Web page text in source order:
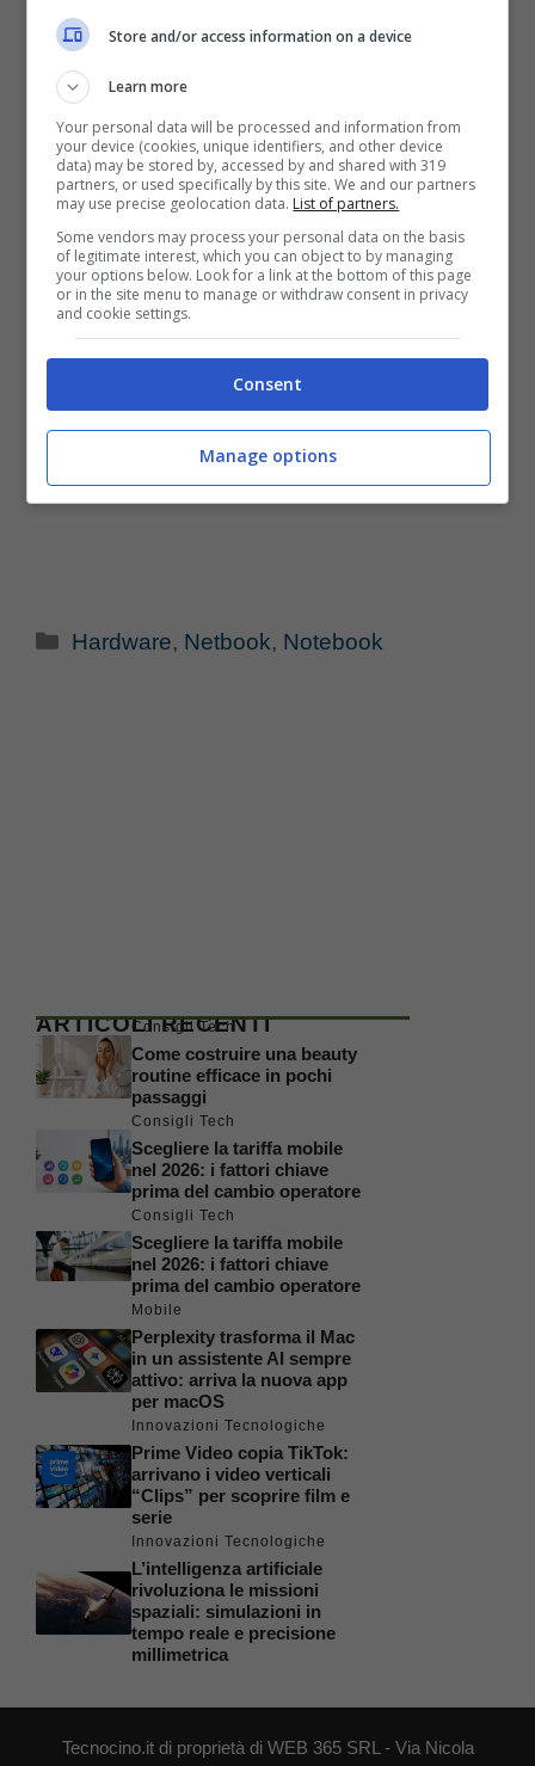
Categorie
Hardware, Netbook, Notebook
ARTICOLI RECENTI
Consigli Tech
Come costruire una beauty
routine efficace in pochi
passaggi
Consigli Tech
Scegliere la tariffa mobile
nel 2026: i fattori chiave
prima del cambio operatore
Consigli Tech
Scegliere la tariffa mobile
nel 2026: i fattori chiave
prima del cambio operatore
Mobile
Perplexity trasforma il Mac
in un assistente AI sempre
attivo: arriva la nuova app
per macOS
Innovazioni Tecnologiche
Prime Video copia TikTok:
arrivano i video verticali
“Clips” per scoprire film e
serie
Innovazioni Tecnologiche
L’intelligenza artificiale
rivoluziona le missioni
spaziali: simulazioni in
tempo reale e precisione
millimetrica
Tecnocino.it di proprietà di WEB 365 SRL - Via Nicola
Store and/or access information on a device
Learn more
Your personal data will be processed and information from
your device (cookies, unique identifiers, and other device
data) may be stored by, accessed by and shared with 319
partners, or used specifically by this site. We and our partners
may use precise geolocation data. List of partners.
Some vendors may process your personal data on the basis
of legitimate interest, which you can object to by managing
your options below. Look for a link at the bottom of this page
or in the site menu to manage or withdraw consent in privacy
and cookie settings.
Consent
Manage options